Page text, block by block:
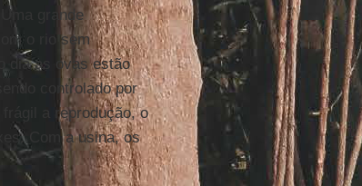
grande
o rio sem
dia as ovas estão
controlado por
a reprodução, o
Com a usina, os